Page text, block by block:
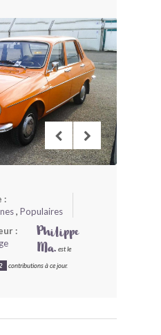
?
ET MARQUES
FONCTIONNE BLV ?
:
, Populaires
:
Philippe
Ma. est le
contributions à ce jour.